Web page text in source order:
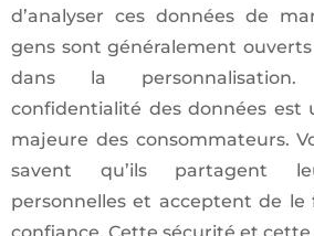
d’analyser ces données de
gens sont généralement ouverts
dans la
confidentialité des données est
majeure des consommateurs.
savent qu’ils partagent
personnelles et acceptent de le